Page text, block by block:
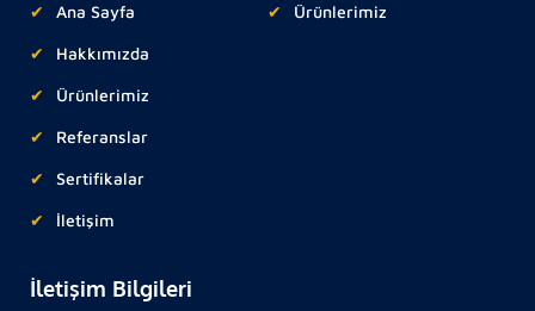
Ana Sayfa
Hakkımızda
Ürünlerimiz
Referanslar
Sertifikalar
İletişim
Ürünlerimiz
İletişim Bilgileri